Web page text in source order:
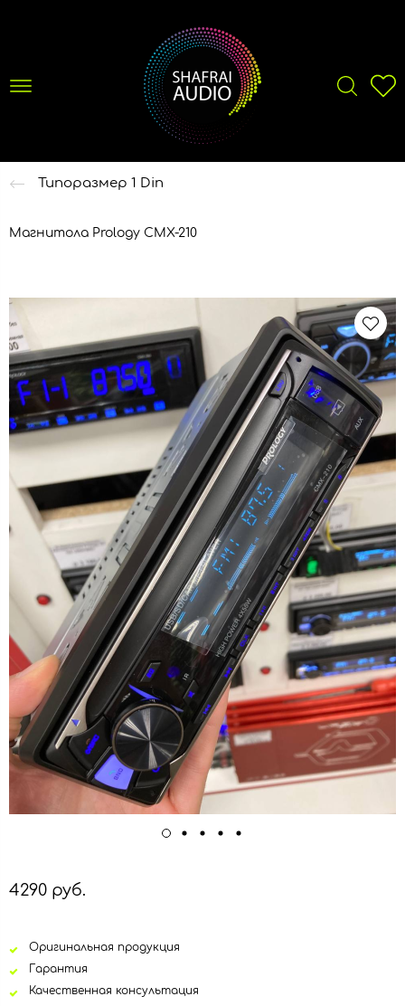
Типоразмер 1 Din
Магнитола Prology CMX-210
4290 руб.
Оригинальная продукция
Гарантия
Качественная консультация